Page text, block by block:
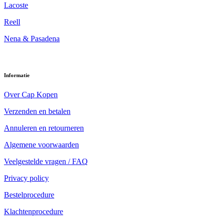
Lacoste
Reell
Nena & Pasadena
Informatie
Over Cap Kopen
Verzenden en betalen
Annuleren en retourneren
Algemene voorwaarden
Veelgestelde vragen / FAQ
Privacy policy
Bestelprocedure
Klachtenprocedure